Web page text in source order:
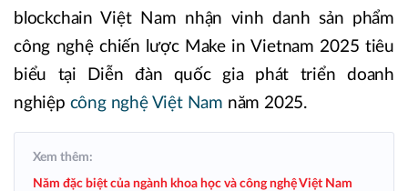
blockchain Việt Nam nhận vinh danh sản phẩm
công nghệ chiến lược Make in Vietnam 2025 tiêu
biểu tại Diễn đàn quốc gia phát triển doanh
nghiệp công nghệ Việt Nam năm 2025.
Xem thêm:
Năm đặc biệt của ngành khoa học và công nghệ Việt Nam